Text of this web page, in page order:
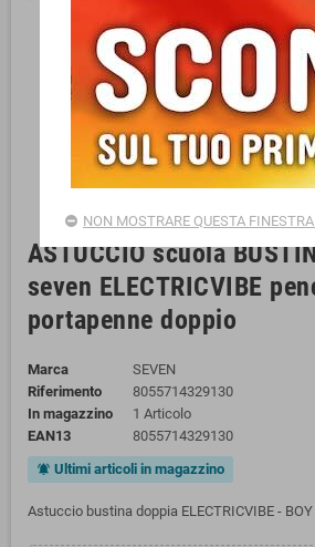
ASTUCCIO scuola
seven ELECTRICVIBE
portapenne doppio
Marca
SEVEN
Riferimento
8055714329130
In magazzino
1 Articolo
EAN13
8055714329130
notifications_active Ultimi articoli in magazzino
Astuccio bustina doppia ELECTRICVIBE -
NON MOSTRARE QUESTA